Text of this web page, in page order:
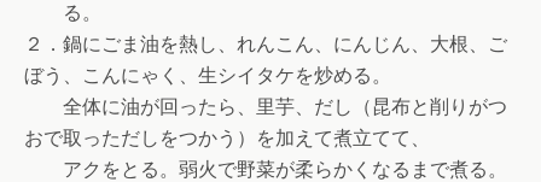
る。
２．鍋にごま油を熱し、れんこん、にんじん、大根、ご
ぼう、こんにゃく、生シイタケを炒める。
全体に油が回ったら、里芋、だし（昆布と削りがつ
おで取っただしをつかう）を加えて煮立てて、
アクをとる。弱火で野菜が柔らかくなるまで煮る。